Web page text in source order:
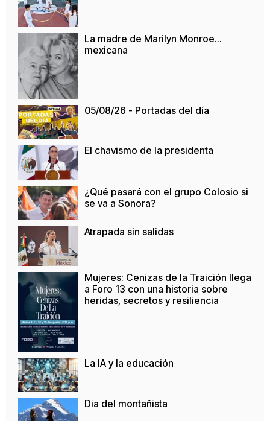
La madre de Marilyn Monroe…
mexicana
05/08/26 - Portadas del día
El chavismo de la presidenta
¿Qué pasará con el grupo Colosio si
se va a Sonora?
Atrapada sin salidas
Mujeres: Cenizas de la Traición llega
a Foro 13 con una historia sobre
heridas, secretos y resiliencia
La IA y la educación
Dia del montañista